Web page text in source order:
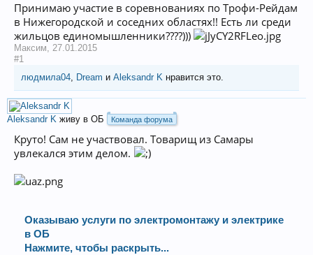
Принимаю участие в соревнованиях по Трофи-Рейдам
в Нижегородской и соседних областях!! Есть ли среди
жильцов единомышленники????)))
Максим, 27.01.2015
#1
людмила04, Dream и Aleksandr K нравится это.
Aleksandr K живу в ОБ Команда форума
Круто! Сам не участвовал. Товарищ из Самары
увлекался этим делом.
Оказываю услуги по электромонтажу и электрике
в ОБ
Нажмите, чтобы раскрыть...